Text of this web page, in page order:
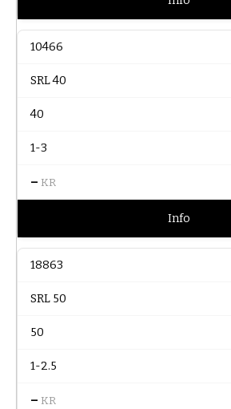
10466
SRL 40
40
1-3
– KR
Info
18863
SRL 50
50
1-2.5
– KR